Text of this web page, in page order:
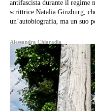
antifascista durante il regime
scrittrice Natalia Ginzburg,
un’autobiografia, ma un suo
Alessandra Chiaradia